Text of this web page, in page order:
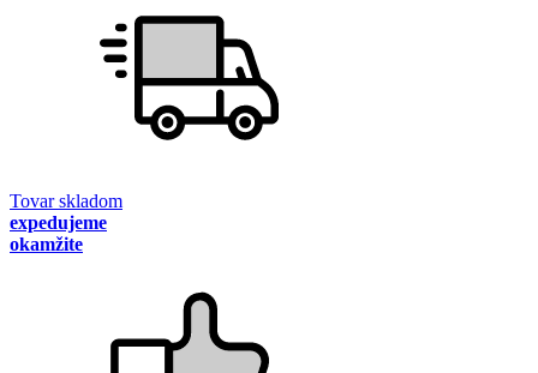
Tovar skladom
expedujeme
okamžite